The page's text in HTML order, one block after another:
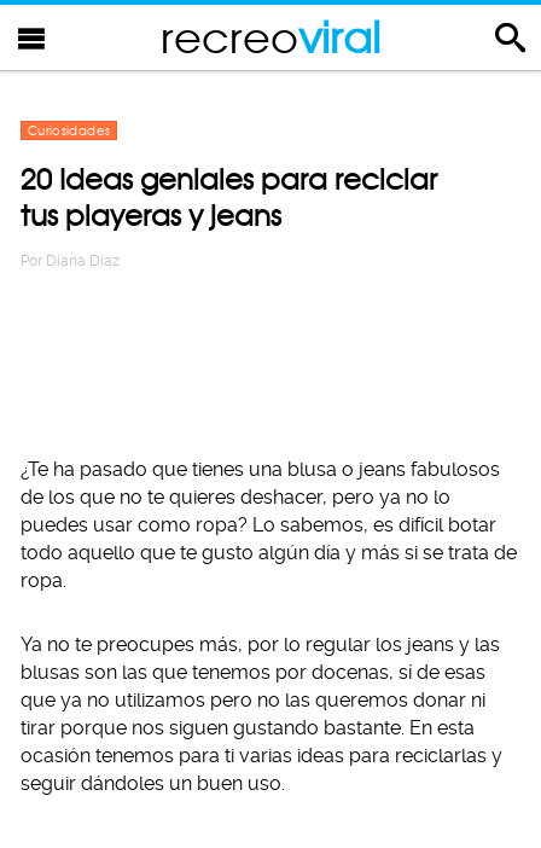
recreoviral
Curiosidades
20 Ideas geniales para reciclar
tus playeras y jeans
Por Diana Diaz
¿Te ha pasado que tienes una blusa o jeans fabulosos
de los que no te quieres deshacer, pero ya no lo
puedes usar como ropa? Lo sabemos, es difícil botar
todo aquello que te gusto algún día y más si se trata de
ropa.
Ya no te preocupes más, por lo regular los jeans y las
blusas son las que tenemos por docenas, sí de esas
que ya no utilizamos pero no las queremos donar ni
tirar porque nos siguen gustando bastante. En esta
ocasión tenemos para ti varias ideas para reciclarlas y
seguir dándoles un buen uso.